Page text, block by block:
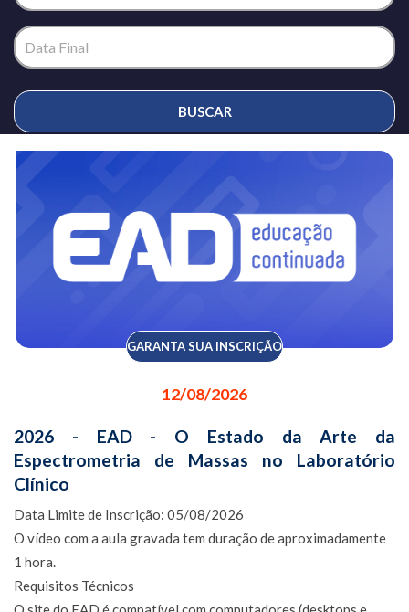
Data Final
BUSCAR
GARANTA SUA INSCRIÇÃO
12/08/2026
2026 - EAD - O Estado da Arte da
Espectrometria de Massas no Laboratório
Clínico
Data Limite de Inscrição: 05/08/2026
O vídeo com a aula gravada tem duração de aproximadamente
1 hora
Requisitos Técnicos